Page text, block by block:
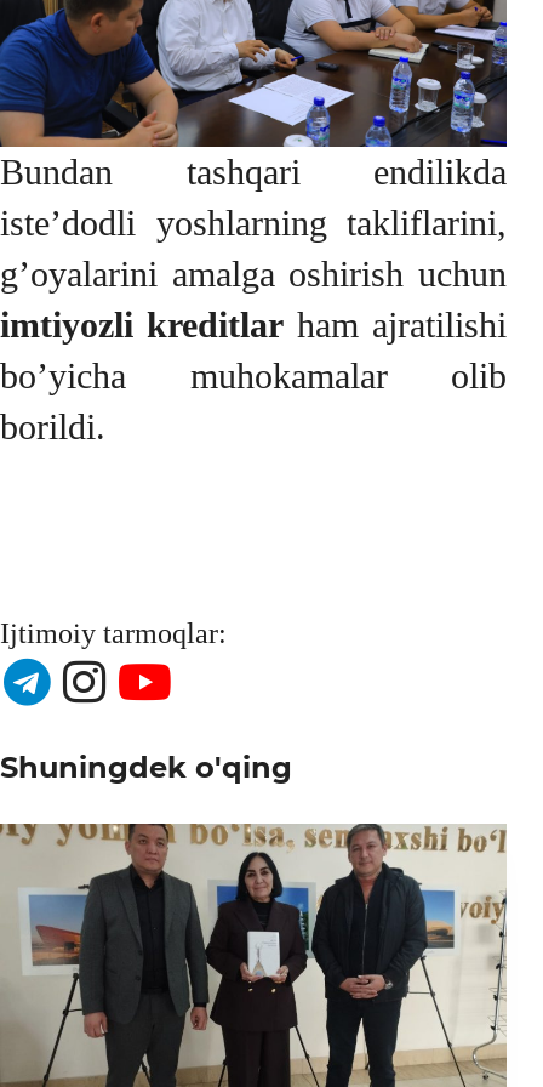
Bundan tashqari endilikda
iste’dodli yoshlarning takliflarini,
g’oyalarini amalga oshirish uchun
imtiyozli kreditlar ham ajratilishi
bo’yicha muhokamalar olib
borildi.
Ijtimoiy tarmoqlar:
Shuningdek o'qing